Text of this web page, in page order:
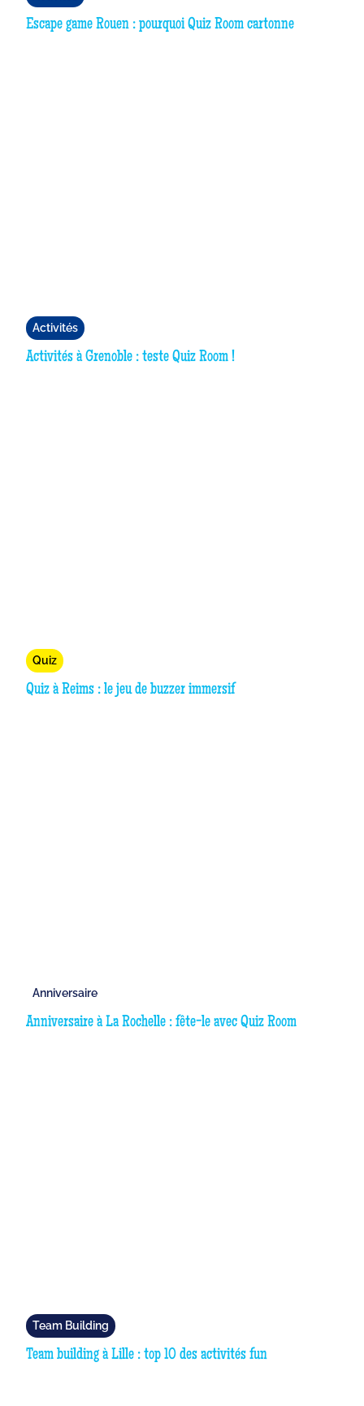
Escape game Rouen : pourquoi Quiz Room cartonne
Activités
Activités à Grenoble : teste Quiz Room !
Quiz
Quiz à Reims : le jeu de buzzer immersif
Anniversaire
Anniversaire à La Rochelle : fête-le avec Quiz Room
Team Building
Team building à Lille : top 10 des activités fun